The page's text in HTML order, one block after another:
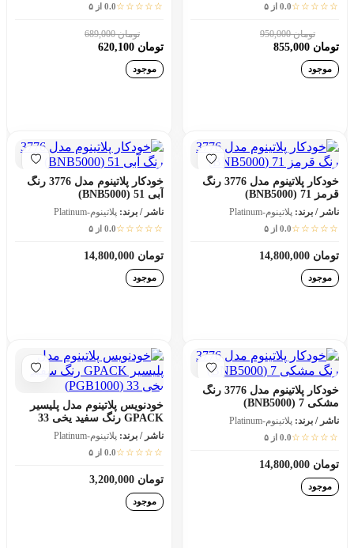
☆☆☆☆☆0.0 از ۵
تومان 950,000
تومان 855,000
موجود
☆☆☆☆☆0.0 از ۵
تومان 689,000
تومان 620,100
موجود
خودکار پلاتینوم مدل 3776 رنگ
قرمز 71 (BNB5000)
ناشر / برند: پلاتینوم-Platinum
☆☆☆☆☆0.0 از ۵
تومان 14,800,000
موجود
خودکار پلاتینوم مدل 3776 رنگ
آبی 51 (BNB5000)
ناشر / برند: پلاتینوم-Platinum
☆☆☆☆☆0.0 از ۵
تومان 14,800,000
موجود
خودکار پلاتینوم مدل 3776 رنگ
مشکی 7 (BNB5000)
ناشر / برند: پلاتینوم-Platinum
☆☆☆☆☆0.0 از ۵
تومان 14,800,000
موجود
خودنویس پلاتینوم مدل پلیسیر
GPACK رنگ سفید یخی 33
(PGB1000)
ناشر / برند: پلاتینوم-Platinum
☆☆☆☆☆0.0 از ۵
تومان 3,200,000
موجود